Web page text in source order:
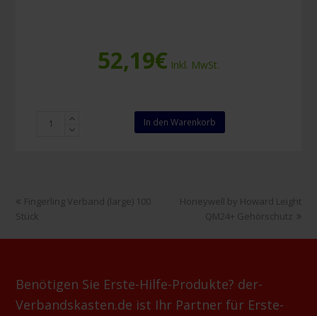
52,19€ Inkl. MwSt.
Pulseoximeter
In den Warenkorb
vorheriger
Beitrag:
Fingerling Verband (large) 100
Stück
Nächster
Beitrag:
Honeywell by Howard Leight
QM24+ Gehörschutz
Benötigen Sie Erste-Hilfe-Produkte? der-
Verbandskasten.de ist Ihr Partner für Erste-